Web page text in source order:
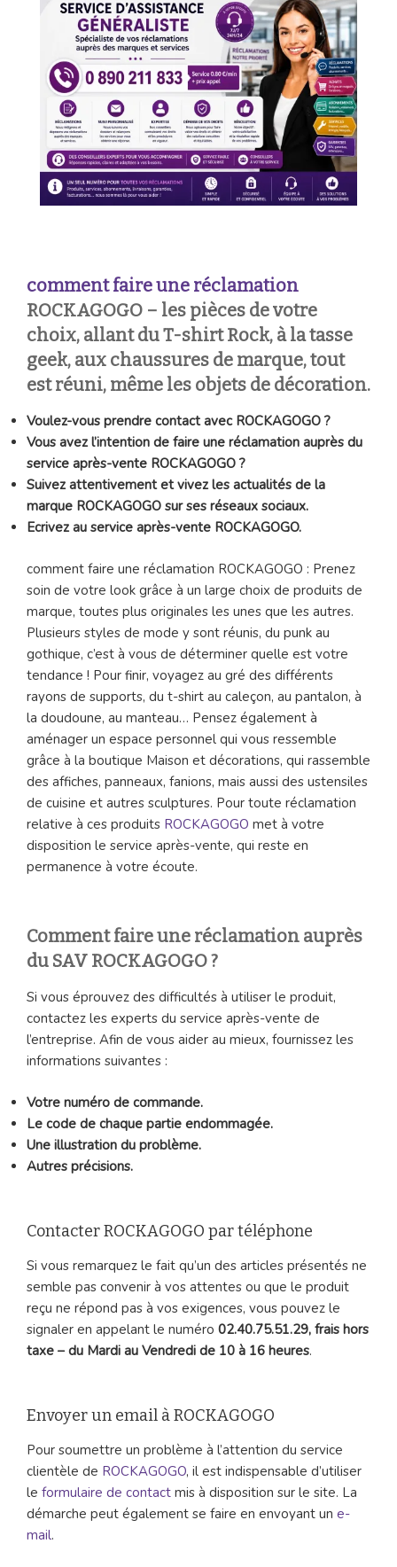
comment faire une réclamation
ROCKAGOGO – les pièces de votre
choix, allant du T-shirt Rock, à la tasse
geek, aux chaussures de marque, tout
est réuni, même les objets de décoration.
Voulez-vous prendre contact avec ROCKAGOGO ?
Vous avez l’intention de faire une réclamation auprès du
service après-vente ROCKAGOGO ?
Suivez attentivement et vivez les actualités de la
marque ROCKAGOGO sur ses réseaux sociaux.
Ecrivez au service après-vente ROCKAGOGO.
comment faire une réclamation ROCKAGOGO : Prenez
soin de votre look grâce à un large choix de produits de
marque, toutes plus originales les unes que les autres.
Plusieurs styles de mode y sont réunis, du punk au
gothique, c’est à vous de déterminer quelle est votre
tendance ! Pour finir, voyagez au gré des différents
rayons de supports, du t-shirt au caleçon, au pantalon, à
la doudoune, au manteau… Pensez également à
aménager un espace personnel qui vous ressemble
grâce à la boutique Maison et décorations, qui rassemble
des affiches, panneaux, fanions, mais aussi des ustensiles
de cuisine et autres sculptures. Pour toute réclamation
relative à ces produits ROCKAGOGO met à votre
disposition le service après-vente, qui reste en
permanence à votre écoute.
Comment faire une réclamation auprès
du SAV ROCKAGOGO?
Si vous éprouvez des difficultés à utiliser le produit,
contactez les experts du service après-vente de
l’entreprise. Afin de vous aider au mieux, fournissez les
informations suivantes :
Votre numéro de commande.
Le code de chaque partie endommagée.
Une illustration du problème.
Autres précisions.
Contacter ROCKAGOGO par téléphone
Si vous remarquez le fait qu’un des articles présentés ne
semble pas convenir à vos attentes ou que le produit
reçu ne répond pas à vos exigences, vous pouvez le
signaler en appelant le numéro 02.40.75.51.29, frais hors
taxe – du Mardi au Vendredi de 10 à 16 heures.
Envoyer un email à ROCKAGOGO
Pour soumettre un problème à l’attention du service
clientèle de ROCKAGOGO, il est indispensable d’utiliser
le formulaire de contact mis à disposition sur le site. La
démarche peut également se faire en envoyant un e-
mail.